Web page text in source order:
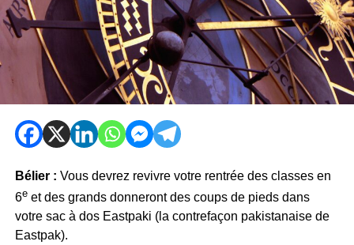
Bélier : Vous devrez revivre votre rentrée des classes en
6eet des grands donneront des coups de pieds dans
votre sac à dos Eastpaki (la contrefaçon pakistanaise de
Eastpak).